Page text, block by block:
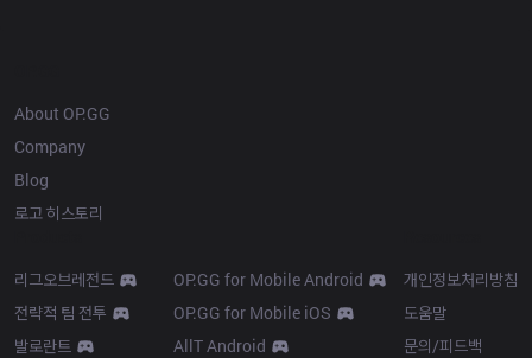
About OP.GG
Company
Blog
로고 히스토리
리그오브레전드
전략적 팀 전투
발로란트
OP.GG for Mobile Android
OP.GG for Mobile iOS
AllT Android
개인정보처리방침
도움말
문의/피드백